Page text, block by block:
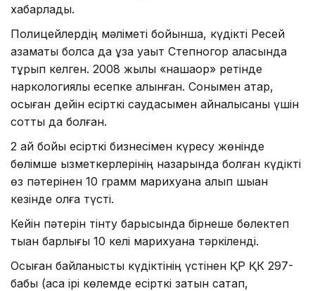
хабарлады.
Полицейлердің мәліметі бойынша, күдікті Ресей
азаматы болса да ұзақ уақыт Степногор қаласында
тұрып келген. 2008 жылы «нашақор» ретінде
наркологиялық есепке алынған. Сонымен қатар,
осыған дейін есірткі саудасымен айналысқаны үшін
сотты да болған.
2 ай бойы есірткі бизнесімен күресу жөнінде
бөлімше қызметкерлерінің назарында болған күдікті
өз пәтерінен 10 грамм марихуана алып шыққан
кезінде қолға түсті.
Кейін пәтерін тінту барысында бірнеше бөлектеп
тыққан барлығы 10 келі марихуана тәркіленді.
Осыған байланысты күдіктінің үстінен ҚР ҚК 297-
бабы (аса ірі көлемде есірткі затын сақтап,